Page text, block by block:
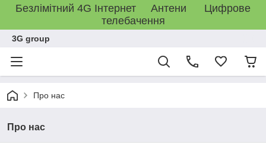
Безлімітний 4G Інтернет Антени Цифрове
телебачення
3G group
Про нас
Про нас